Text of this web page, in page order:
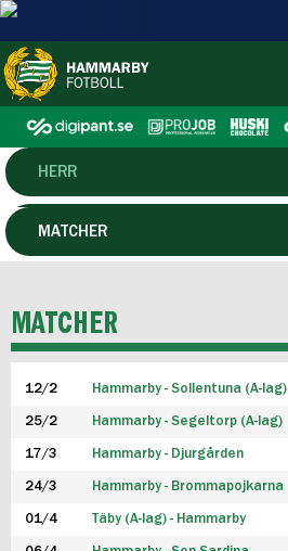
HERR
DAM
P19
F19
FUTSAL HERR
FUTSAL DAM
MATCHER
MATCHER
12/2 Hammarby - Sollentuna (A-lag)
25/2 Hammarby - Segeltorp (A-lag)
17/3 Hammarby - Djurgården
24/3 Hammarby - Brommapojkarna
01/4 Täby (A-lag) - Hammarby